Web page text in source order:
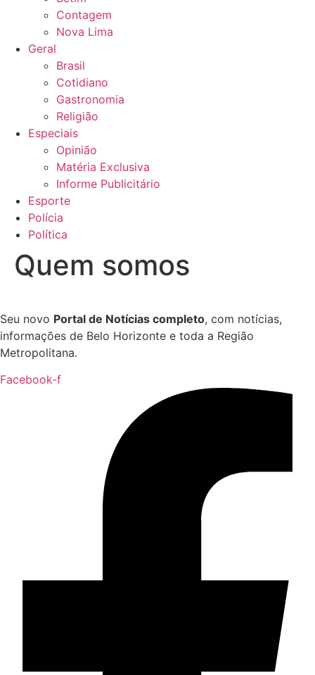
Contagem
Nova Lima
Geral
Brasil
Cotidiano
Gastronomia
Religião
Especiais
Opinião
Matéria Exclusiva
Informe Publicitário
Esporte
Polícia
Política
Quem somos
Seu novo Portal de Notícias completo, com notícias,
informações de Belo Horizonte e toda a Região
Metropolitana.
Facebook-f